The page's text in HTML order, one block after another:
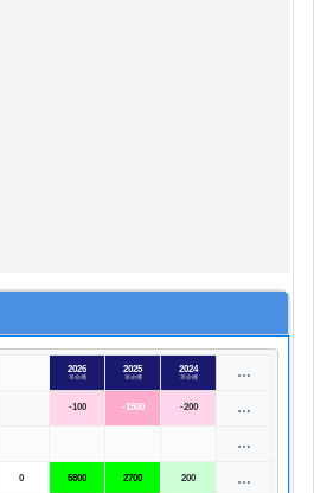
2026
革命機
2025
革命機
2024
革命機 …
-100 -1500 -200 …
…
0 5800 2700 200 …